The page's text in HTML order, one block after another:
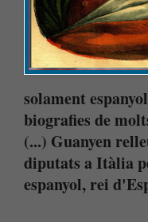
solament
biografies de
(...) Guanyen
diputats a Itàlia
espanyol, rei